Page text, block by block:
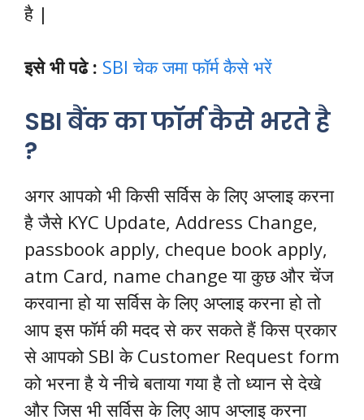
है |
इसे भी पढे : SBI चेक जमा फॉर्म कैसे भरें
SBI बैंक का फॉर्म कैसे भरते है
?
अगर आपको भी किसी सर्विस के लिए अप्लाइ करना
है जैसे KYC Update, Address Change,
passbook apply, cheque book apply,
atm Card, name change या कुछ और चेंज
करवाना हो या सर्विस के लिए अप्लाइ करना हो तो
आप इस फॉर्म की मदद से कर सकते हैं किस प्रकार
से आपको SBI के Customer Request form
को भरना है ये नीचे बताया गया है तो ध्यान से देखे
और जिस भी सर्विस के लिए आप अप्लाइ करना